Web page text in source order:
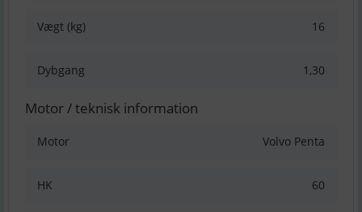
Vægt (kg) 16
Dybgang 1,30
Motor / teknisk information
Motor Volvo Penta
HK 60